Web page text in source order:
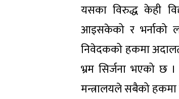
यसका विरुद्ध केही
आइसकेको र भर्नाको
निवेदकको हकमा
भ्रम सिर्जना भएको छ
मन्त्रालयले सबैको